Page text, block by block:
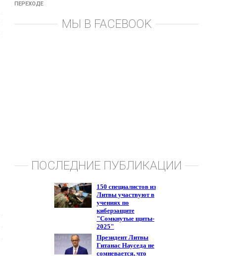
ПЕРЕХОДЕ
МЫ В FACEBOOK
ПОСЛЕДНИЕ ПУБЛИКАЦИИ